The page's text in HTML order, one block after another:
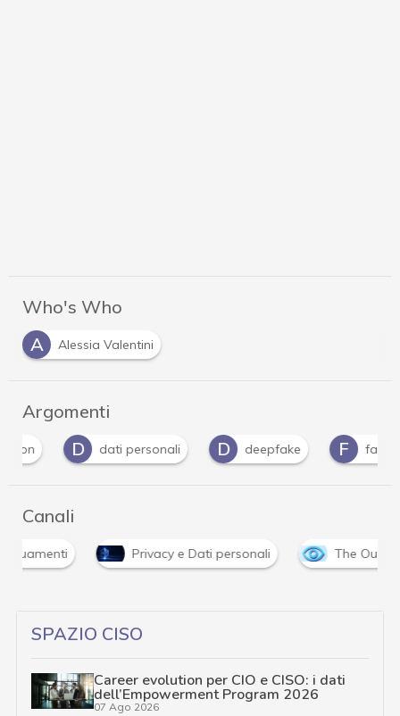
Who's Who
A
Alessia Valentini
Argomenti
D
dati personali D deepfake F facebook
Canali
Privacy e Dati personali The Outlook
SPAZIO CISO
Career evolution per CIO e CISO: i dati
dell’Empowerment Program 2026
07 Ago 2026